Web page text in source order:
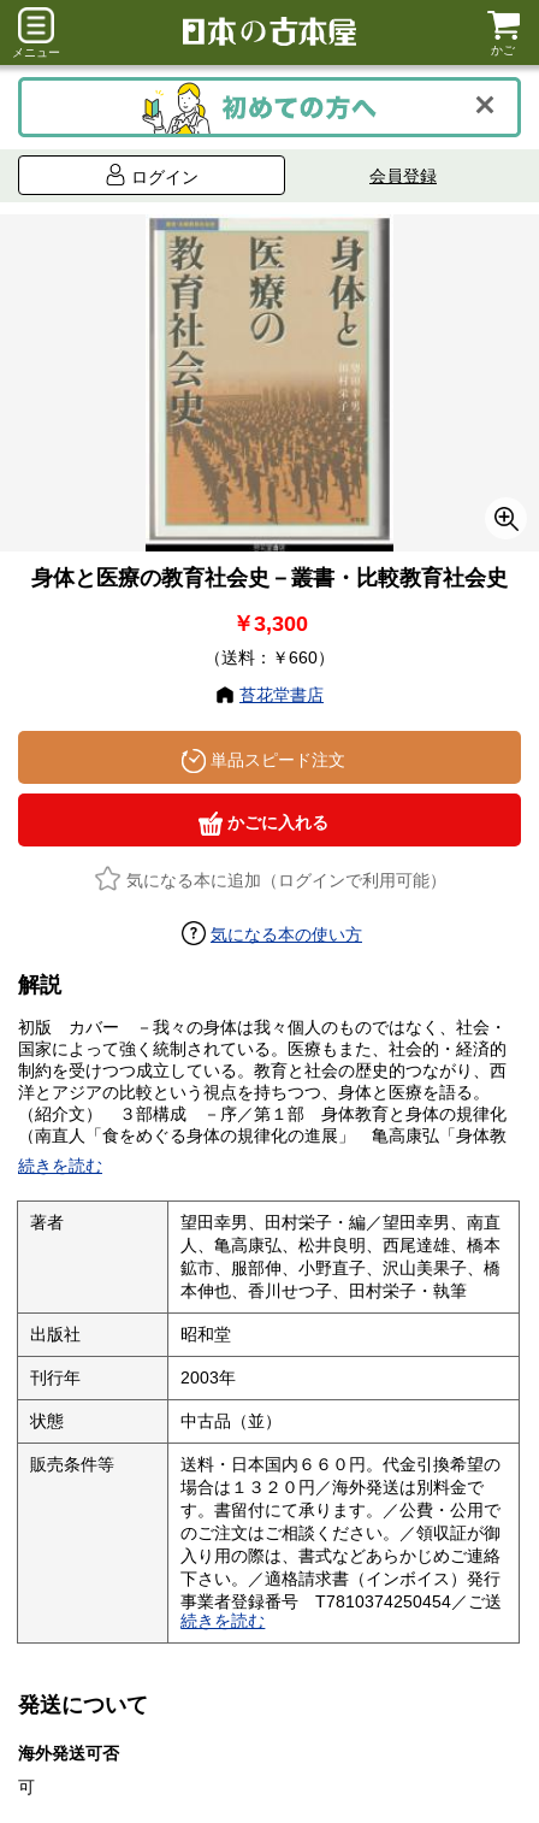
メニュー かご
ログイン 会員登録
身体と医療の教育社会史－叢書・比較教育社会史
￥3,300
（送料：￥660）
苔花堂書店
単品スピード注文
かごに入れる
気になる本に追加（ログインで利用可能）
気になる本の使い方
解説
初版 カバー －我々の身体は我々個人のものではなく、社会・
国家によって強く統制されている。医療もまた、社会的・経済的
制約を受けつつ成立している。教育と社会の歴史的つながり、西
洋とアジアの比較という視点を持ちつつ、身体と医療を語る。
（紹介文） ３部構成 －序／第１部 身体教育と身体の規律化
（南直人「食をめぐる身体の規律化の進展」 亀高康弘「身体教
育と国家・カトリック・共和派」 松井良明「五月祭の〈メリ
ー・イングランド〉像」 西尾達雄「植民地支配と身体教育」）
／第２部 医の制度化による統合と排除（橋本鉱市「医師の
「量」と「質」をめぐる政治過程」 服部伸「専門医制度の成立
とオルタナティブ医療」 小野直子「医療の専門分化と産科学の
台頭」）／第３部 医の世界とジェンダー（沢山美果子「在村医
の診察記録が語る女の身体」 橋本伸也「女性医師過程の誕生と
消滅」 香川せつ子「医学と女子高等教育の相克」 田村栄子
「「医の既存世界」を越える「女性個人の身体」論」）／人名索
引、事項索引
続きを読む
著者
望田幸男、田村栄子・編／望田幸男、南直
人、亀高康弘、松井良明、西尾達雄、橋本
鉱市、服部伸、小野直子、沢山美果子、橋
本伸也、香川せつ子、田村栄子・執筆
出版社 昭和堂
刊行年 2003年
状態 中古品（並）
販売条件等
送料・日本国内６６０円。代金引換希望の
場合は１３２０円／海外発送は別料金で
す。書留付にて承ります。／公費・公用で
のご注文はご相談ください。／領収証が御
入り用の際は、書式などあらかじめご連絡
下さい。／適格請求書（インボイス）発行
事業者登録番号 T7810374250454／ご送
金の際の振込手数料はご負担ください。
続きを読む
発送について
海外発送可否
可